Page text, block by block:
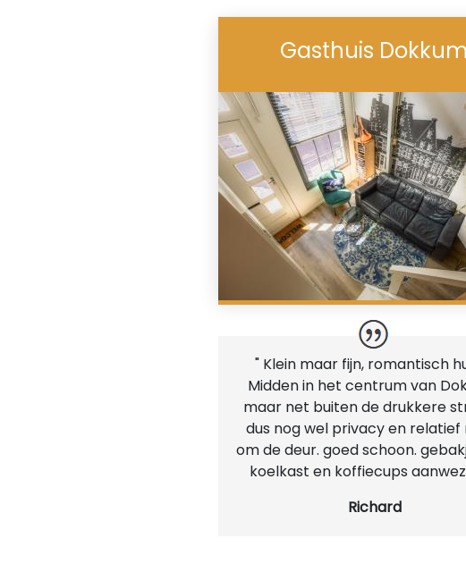
Gasthuis Dokkum
" Klein maar fijn, romantisch
Midden in het centrum van
maar net buiten de drukkere
dus nog wel privacy en relatief
om de deur. goed schoon.
koelkast en koffiecups
Richard